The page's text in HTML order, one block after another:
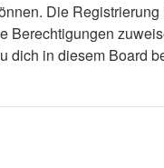
Die
dich in diesem Board